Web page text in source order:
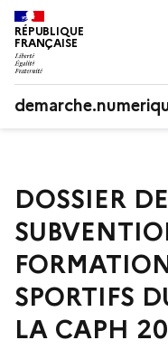
RÉPUBLIQUE
FRANÇAISE
DOSSIER
SPORTIFS
LA CAPH